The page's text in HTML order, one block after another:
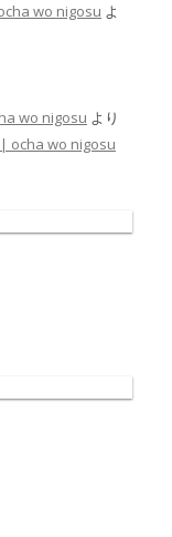
wo nigosu よ
wo nigosu より
ocha wo nigosu